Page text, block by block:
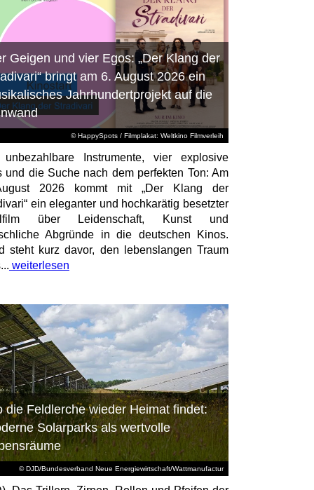
© HappySpots / Filmplakat: Weltkino Filmverleih
Geigen und vier Egos: „Der Klang der
bringt am 6. August 2026 ein
Jahrhundertprojekt auf die
Instrumente, vier explosive
und die Suche nach dem perfekten Ton: Am
2026 kommt mit „Der Klang der
ein eleganter und hochkarätig besetzter
über Leidenschaft, Kunst und
Abgründe in die deutschen Kinos.
steht kurz davor, den lebenslangen Traum
weiterlesen
© DJD/Bundesverband Neue Energiewirtschaft/Wattmanufactur
die Feldlerche wieder Heimat findet:
Solarparks als wertvolle